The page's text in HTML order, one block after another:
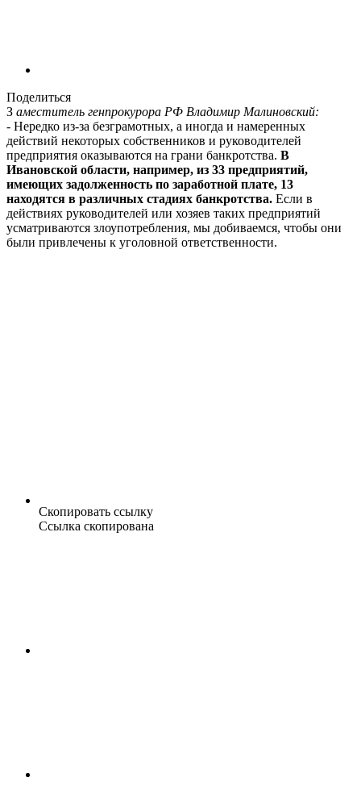
Поделиться
З аместитель генпрокурора РФ Владимир Малиновский:
- Нередко из-за безграмотных, а иногда и намеренных
действий некоторых собственников и руководителей
предприятия оказываются на грани банкротства. В
Ивановской области, например, из 33 предприятий,
имеющих задолженность по заработной плате, 13
находятся в различных стадиях банкротства. Если в
действиях руководителей или хозяев таких предприятий
усматриваются злоупотребления, мы добиваемся, чтобы они
были привлечены к уголовной ответственности.
Скопировать ссылку
Ссылка скопирована